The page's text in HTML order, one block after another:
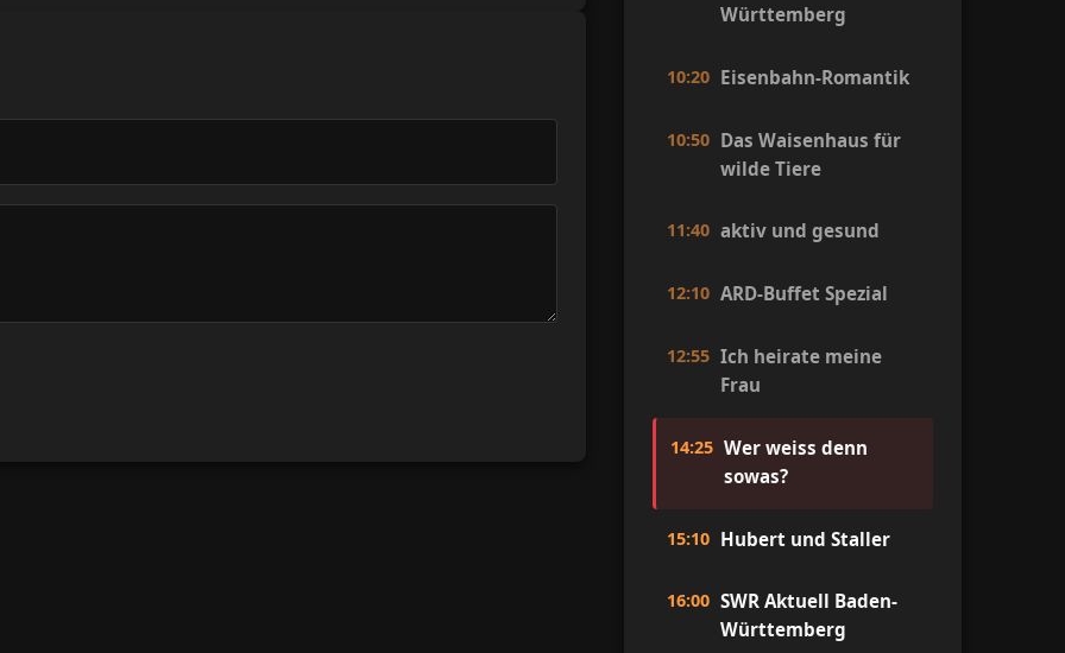
Württemberg
10:20 Eisenbahn-Romantik
10:50 Das Waisenhaus für
wilde Tiere
11:40 aktiv und gesund
12:10 ARD-Buffet Spezial
12:55 Ich heirate meine
Frau
14:25 Wer weiss denn
sowas?
15:10 Hubert und Staller
16:00 SWR Aktuell Baden-
Württemberg